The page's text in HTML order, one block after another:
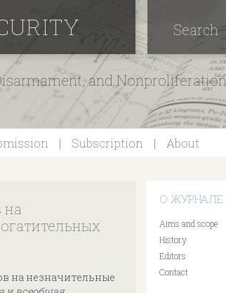
and Nonproliferation
Search
Subscription About
на
на незначительные
О ЖУРНАЛЕ
Aims and scope
History
Editors
Contact